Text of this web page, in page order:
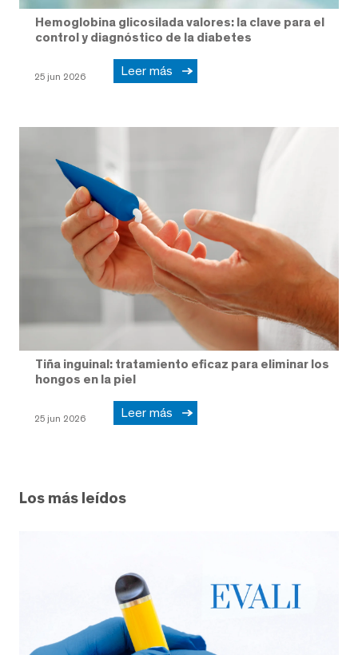
Hemoglobina glicosilada valores: la clave para el
control y diagnóstico de la diabetes
25 jun 2026 Leer más
Tiña inguinal: tratamiento eficaz para eliminar los
hongos en la piel
25 jun 2026 Leer más
Los más leídos